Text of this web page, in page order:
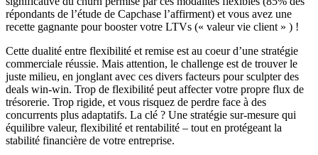
répondants de l’étude de Capchase l’affirment) et vous avez une
recette gagnante pour booster votre LTVs (« valeur vie client » ) !
Cette dualité entre flexibilité et remise est au coeur d’une stratégie
commerciale réussie. Mais attention, le challenge est de trouver le
juste milieu, en jonglant avec ces divers facteurs pour sculpter des
deals win-win. Trop de flexibilité peut affecter votre propre flux de
trésorerie. Trop rigide, et vous risquez de perdre face à des
concurrents plus adaptatifs. La clé ? Une stratégie sur-mesure qui
équilibre valeur, flexibilité et rentabilité – tout en protégeant la
stabilité financière de votre entreprise.